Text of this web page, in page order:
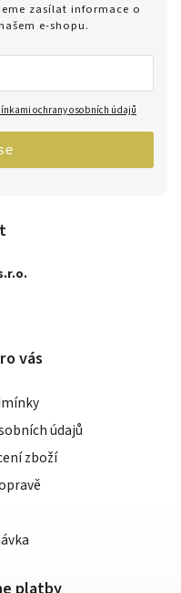
zasílat informace o
e-shopu.
ochrany osobních údajů
vás
údajů
zboží
platby